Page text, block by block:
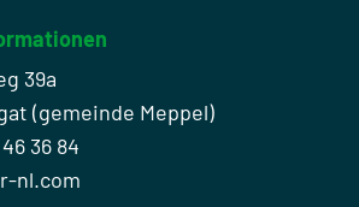
39a
(gemeinde Meppel)
36 84
nl.com